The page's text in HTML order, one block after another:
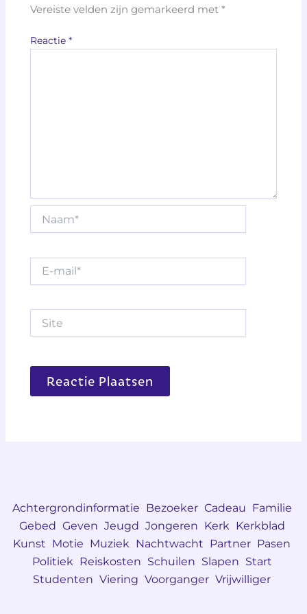
Vereiste velden zijn gemarkeerd met*
Reactie*
mail*
Achtergrondinformatie Bezoeker Cadeau Familie
Gebed Geven Jeugd Jongeren Kerk Kerkblad
Kunst Motie Muziek Nachtwacht Partner Pasen
Politiek Reiskosten Schuilen Slapen Start
Studenten Viering Voorganger Vrijwilliger